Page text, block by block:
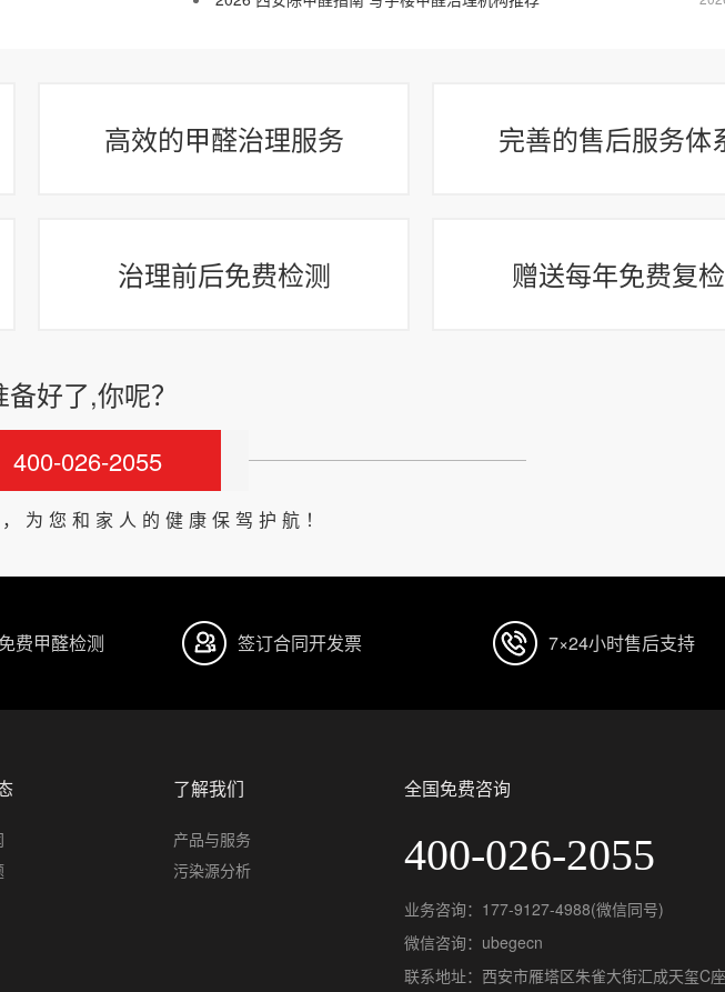
高效的甲醛治理服务 完善的售后服务体
治理前后免费检测 赠送每年免费复检
好了,你呢？
400-026-2055
为您和家人的健康保驾护航！
费甲醛检测 签订合同开发票 7×24小时售后支持
了解我们
产品与服务
污染源分析
全国免费咨询
400-026-2055
业务咨询：177-9127-4988(微信同号)
微信咨询：ubegecn
联系地址：西安市雁塔区朱雀大街汇成天玺C